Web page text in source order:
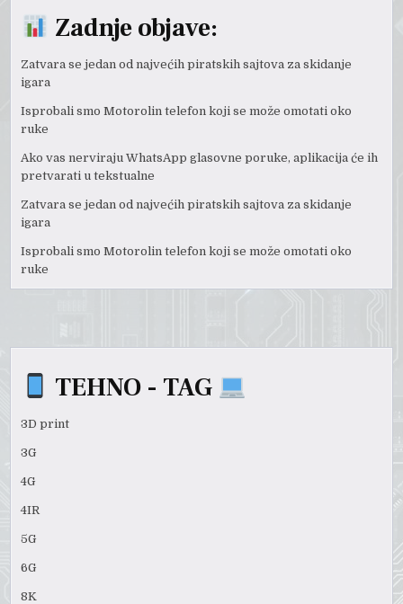
Zadnje objave:
Zatvara se jedan od najvećih piratskih sajtova za skidanje
igara
Isprobali smo Motorolin telefon koji se može omotati oko
ruke
Ako vas nerviraju WhatsApp glasovne poruke, aplikacija će ih
pretvarati u tekstualne
Zatvara se jedan od najvećih piratskih sajtova za skidanje
igara
Isprobali smo Motorolin telefon koji se može omotati oko
ruke
TEHNO - TAG
3D print
3G
4G
4IR
5G
6G
8K